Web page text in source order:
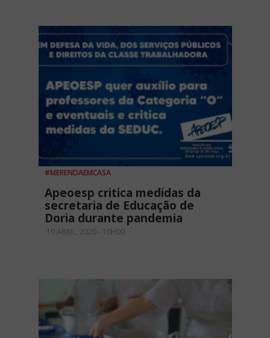
#MERENDAEMCASA
Apeoesp critica medidas da
secretaria de Educação de
Doria durante pandemia
10 ABRIL, 2020 - 10H00